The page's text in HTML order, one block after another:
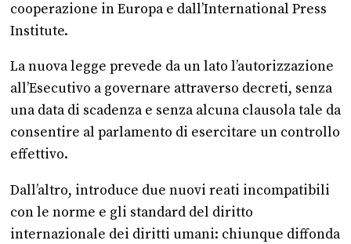
cooperazione in Europa e dall’International Press
Institute.
La nuova legge prevede da un lato l’autorizzazione
all’Esecutivo a governare attraverso decreti, senza
una data di scadenza e senza alcuna clausola tale da
consentire al parlamento di esercitare un controllo
effettivo.
Dall’altro, introduce due nuovi reati incompatibili
con le norme e gli standard del diritto
internazionale dei diritti umani: chiunque diffonda